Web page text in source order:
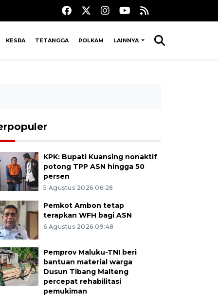
KESRA TETANGGA POLKAM LAINNYA
KPK: Bupati Kuansing nonaktif
potong TPP ASN hingga 50
persen
5 Agustus 2026 06:28
Pemkot Ambon tetap
terapkan WFH bagi ASN
6 Agustus 2026 09:48
Pemprov Maluku-TNI beri
bantuan material warga
Dusun Tibang Malteng
percepat rehabilitasi
pemukiman